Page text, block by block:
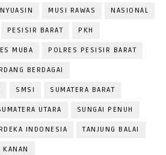
MUSI RAWAS NASIONAL
PESISIR BARAT PKH
MUBA POLRES PESISIR BARAT
BERDAGAI
SMSI SUMATERA BARAT
UTARA SUNGAI PENUH
INDONESIA TANJUNG BALAI
KANAN